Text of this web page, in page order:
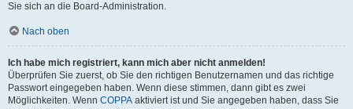
Sie sich an die Board-Administration.
Nach oben
Ich habe mich registriert, kann mich aber nicht anmelden!
Überprüfen Sie zuerst, ob Sie den richtigen Benutzernamen und das richtige
Passwort eingegeben haben. Wenn diese stimmen, dann gibt es zwei
Möglichkeiten. Wenn COPPA aktiviert ist und Sie angegeben haben, dass Sie